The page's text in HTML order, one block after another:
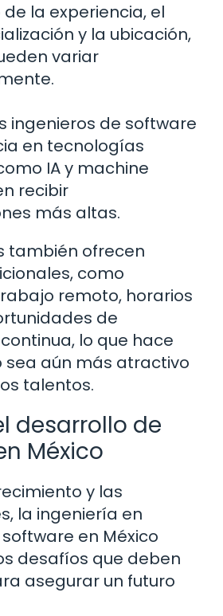
la experiencia, el
y la ubicación,
variar
ingenieros de software
en tecnologías
IA y machine
recibir
más altas.
también ofrecen
como
remoto, horarios
de
lo que hace
sea aún más atractivo
talentos.
desarrollo de
México
y las
la ingeniería en
en México
desafíos que deben
asegurar un futuro